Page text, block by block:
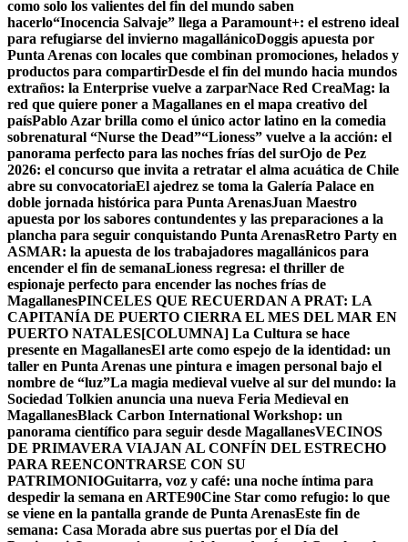
como solo los valientes del fin del mundo saben
hacerlo“Inocencia Salvaje” llega a Paramount+: el estreno ideal
para refugiarse del invierno magallánicoDoggis apuesta por
Punta Arenas con locales que combinan promociones, helados y
productos para compartirDesde el fin del mundo hacia mundos
extraños: la Enterprise vuelve a zarparNace Red CreaMag: la
red que quiere poner a Magallanes en el mapa creativo del
paísPablo Azar brilla como el único actor latino en la comedia
sobrenatural “Nurse the Dead”“Lioness” vuelve a la acción: el
panorama perfecto para las noches frías del surOjo de Pez
2026: el concurso que invita a retratar el alma acuática de Chile
abre su convocatoriaEl ajedrez se toma la Galería Palace en
doble jornada histórica para Punta ArenasJuan Maestro
apuesta por los sabores contundentes y las preparaciones a la
plancha para seguir conquistando Punta ArenasRetro Party en
ASMAR: la apuesta de los trabajadores magallánicos para
encender el fin de semanaLioness regresa: el thriller de
espionaje perfecto para encender las noches frías de
MagallanesPINCELES QUE RECUERDAN A PRAT: LA
CAPITANÍA DE PUERTO CIERRA EL MES DEL MAR EN
PUERTO NATALES[COLUMNA] La Cultura se hace
presente en MagallanesEl arte como espejo de la identidad: un
taller en Punta Arenas une pintura e imagen personal bajo el
nombre de “luz”La magia medieval vuelve al sur del mundo: la
Sociedad Tolkien anuncia una nueva Feria Medieval en
MagallanesBlack Carbon International Workshop: un
panorama científico para seguir desde MagallanesVECINOS
DE PRIMAVERA VIAJAN AL CONFÍN DEL ESTRECHO
PARA REENCONTRARSE CON SU
PATRIMONIOGuitarra, voz y café: una noche íntima para
despedir la semana en ARTE90Cine Star como refugio: lo que
se viene en la pantalla grande de Punta ArenasEste fin de
semana: Casa Morada abre sus puertas por el Día del